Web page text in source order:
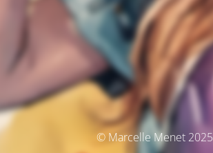
© Marcelle Menet 2025